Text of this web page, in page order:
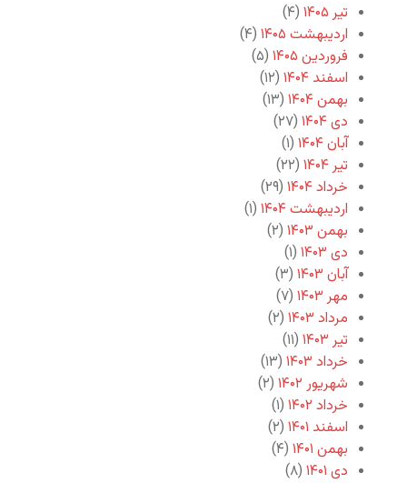
تیر ۱۴۰۵
(۴)
اردیبهشت ۱۴۰۵
(۴)
فروردین ۱۴۰۵
(۵)
اسفند ۱۴۰۴
(۱۲)
بهمن ۱۴۰۴
(۱۳)
دی ۱۴۰۴
(۲۷)
آبان ۱۴۰۴
(۱)
تیر ۱۴۰۴
(۲۲)
خرداد ۱۴۰۴
(۲۹)
اردیبهشت ۱۴۰۴
(۱)
بهمن ۱۴۰۳
(۲)
دی ۱۴۰۳
(۱)
آبان ۱۴۰۳
(۳)
مهر ۱۴۰۳
(۷)
مرداد ۱۴۰۳
(۲)
تیر ۱۴۰۳
(۱۱)
خرداد ۱۴۰۳
(۱۳)
شهریور ۱۴۰۲
(۲)
خرداد ۱۴۰۲
(۱)
اسفند ۱۴۰۱
(۲)
بهمن ۱۴۰۱
(۴)
دی ۱۴۰۱
(۸)